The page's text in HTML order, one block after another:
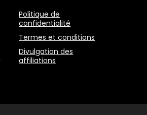
Politique de
confidentialité
Termes et conditions
Divulgation des
affiliations